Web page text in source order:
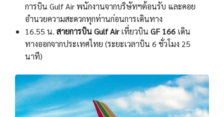
การบิน Gulf Air พนักงานจากบริษัทฯต้อนรับ และคอย
อำนวยความสะดวกทุกท่านก่อนการเดินทาง
16.55 น. สายการบินGulf Airเที่ยวบิน GF 166 เดิน
ทางออกจากประเทศไทย (ระยะเวลาบิน 6 ชั่วโมง 25
นาที)